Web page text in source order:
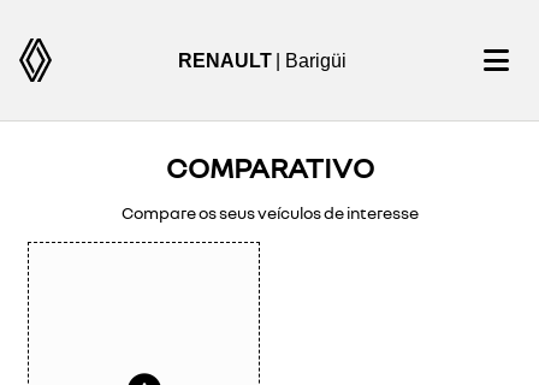
RENAULT | Barigüi
COMPARATIVO
Compare os seus veículos de interesse